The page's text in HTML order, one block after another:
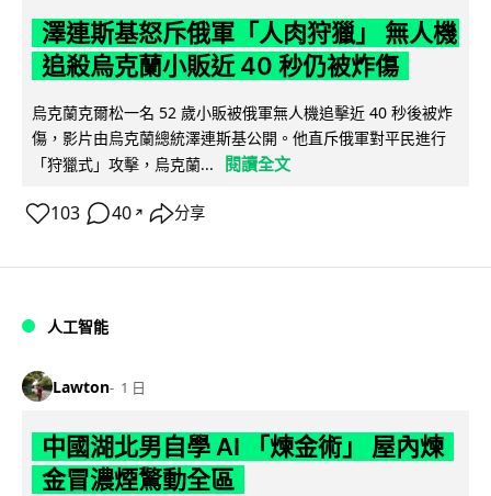
澤連斯基怒斥俄軍「人肉狩獵」 無人機
追殺烏克蘭小販近 40 秒仍被炸傷
烏克蘭克爾松一名 52 歲小販被俄軍無人機追擊近 40 秒後被炸
傷，影片由烏克蘭總統澤連斯基公開。他直斥俄軍對平民進行
「狩獵式」攻擊，烏克蘭...
閱讀全文
103 40 ↗ 分享
人工智能
Lawton 1 日
中國湖北男自學 AI 「煉金術」 屋內煉
金冒濃煙驚動全區